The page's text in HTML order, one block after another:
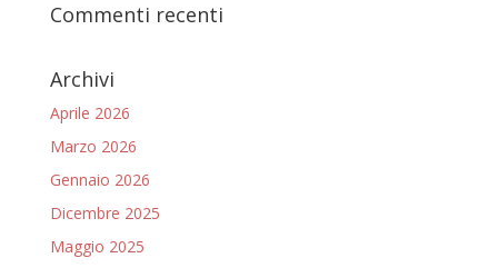
Commenti recenti
Archivi
Aprile 2026
Marzo 2026
Gennaio 2026
Dicembre 2025
Maggio 2025